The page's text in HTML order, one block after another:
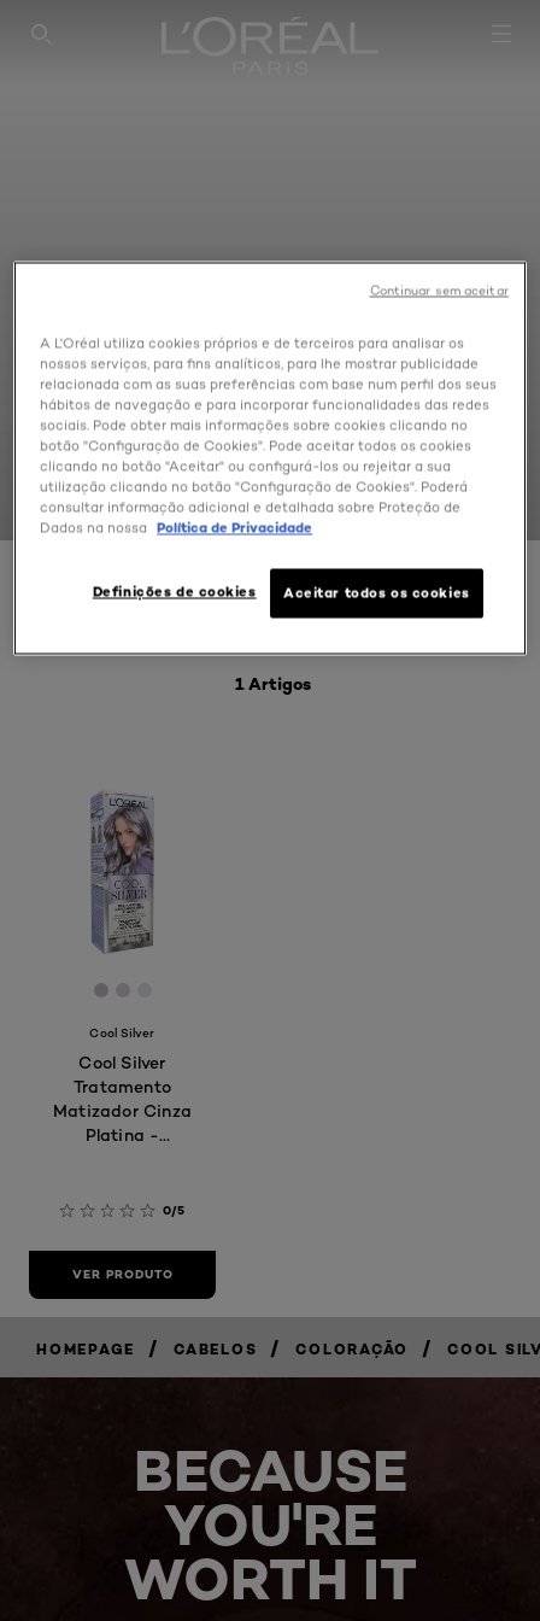
1 Artigos
[Color]: #c7bdc5
[Color]: #d5cfd6
Cool Silver
Cool Silver
Tratamento
Matizador Cinza
Platina -
0/5
VER PRODUTO
HOMEPAGE / CABELOS / COLORAÇÃO / COOL
BECAUSE
YOU'RE
WORTH IT
A L'Oréal utiliza cookies próprios e de terceiros para analisar os
nossos serviços, para fins analíticos, para lhe mostrar publicidade
relacionada com as suas preferências com base num perfil dos seus
hábitos de navegação e para incorporar funcionalidades das redes
sociais. Pode obter mais informações sobre cookies clicando no
botão "Configuração de Cookies". Pode aceitar todos os cookies
clicando no botão "Aceitar" ou configurá-los ou rejeitar a sua
utilização clicando no botão "Configuração de Cookies". Poderá
consultar informação adicional e detalhada sobre Proteção de
Dados na nossa
Política de Privacidade
Definições de cookies Aceitar todos os cookies
Continuar sem aceitar